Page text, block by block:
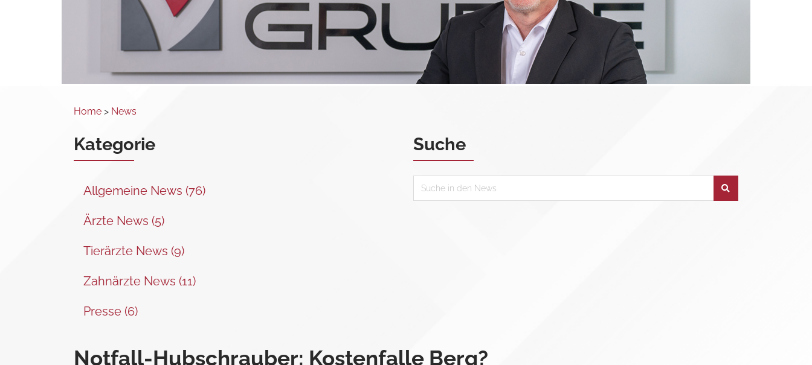
Home > News
Kategorie
Allgemeine News (76)
Ärzte News (5)
Tierärzte News (9)
Zahnärzte News (11)
Presse (6)
Suche
Notfall-Hubschrauber: Kostenfalle Berg?